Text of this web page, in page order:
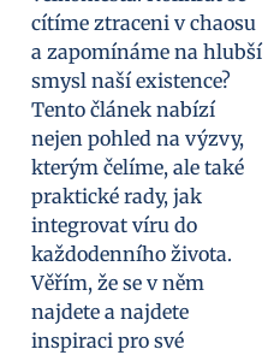
cítíme ztraceni v chaosu
a zapomínáme na hlubší
smysl naší existence?
Tento článek nabízí
nejen pohled na výzvy,
kterým čelíme, ale také
praktické rady, jak
integrovat víru do
každodenního života.
Věřím, že se v něm
najdete a najdete
inspiraci pro své